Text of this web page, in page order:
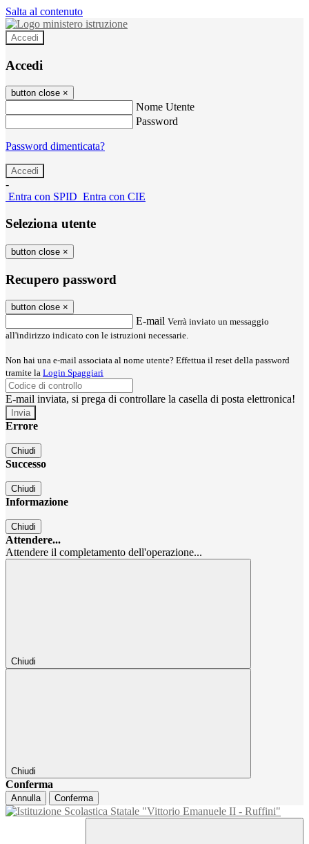
Salta al contenuto
Accedi
Accedi
button close ×
Nome Utente
Password
Password dimenticata?
-
Entra con SPID Entra con CIE
Seleziona utente
button close ×
Recupero password
button close ×
E-mail Verrà inviato un messaggio
all'indirizzo indicato con le istruzioni necessarie.
Non hai una e-mail associata al nome utente? Effettua il reset della password
tramite la Login Spaggiari
E-mail inviata, si prega di controllare la casella di posta elettronica!
Errore
Chiudi
Successo
Chiudi
Informazione
Chiudi
Attendere...
Attendere il completamento dell'operazione...
Chiudi
Chiudi
Conferma
Annulla Conferma